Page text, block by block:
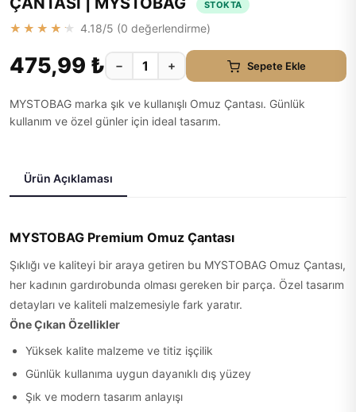
STOKTA
★★★★★ 4.18/5 (0 değerlendirme)
475,99 ₺ − + Sepete Ekle
MYSTOBAG marka şık ve kullanışlı Omuz Çantası. Günlük
kullanım ve özel günler için ideal tasarım.
Ürün Açıklaması
MYSTOBAG Premium Omuz Çantası
Şıklığı ve kaliteyi bir araya getiren bu MYSTOBAG Omuz Çantası,
her kadının gardırobunda olması gereken bir parça. Özel tasarım
detayları ve kaliteli malzemesiyle fark yaratır.
Öne Çıkan Özellikler
Yüksek kalite malzeme ve titiz işçilik
Günlük kullanıma uygun dayanıklı dış yüzey
Şık ve modern tasarım anlayışı